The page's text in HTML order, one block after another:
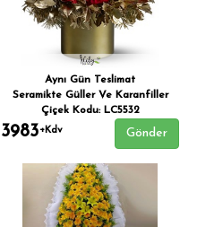
Aynı Gün Teslimat
Seramikte Güller Ve Karanfiller
Çiçek Kodu: LC5532
3983+Kdv Gönder